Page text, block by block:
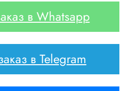
в Whatsapp
в Telegram